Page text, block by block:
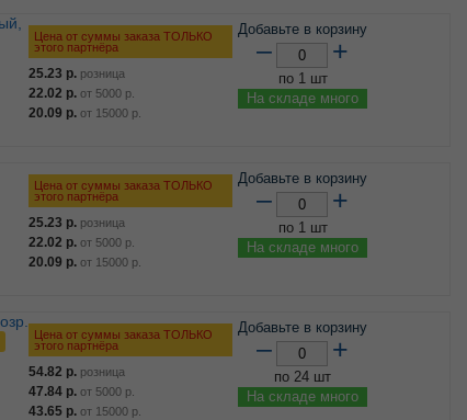
Цена от суммы заказа ТОЛЬКО
этого партнёра
25.23 р. розница
22.02 р. от 5000 р.
20.09 р. от 15000 р.
Добавьте в корзину
– +
по 1 шт
На складе много
Цена от суммы заказа ТОЛЬКО
этого партнёра
25.23 р. розница
22.02 р. от 5000 р.
20.09 р. от 15000 р.
Добавьте в корзину
– +
по 1 шт
На складе много
Цена от суммы заказа ТОЛЬКО
этого партнёра
54.82 р. розница
47.84 р. от 5000 р.
43.65 р. от 15000 р.
Добавьте в корзину
– +
по 24 шт
На складе много